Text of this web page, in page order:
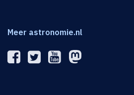
Meer astronomie.nl